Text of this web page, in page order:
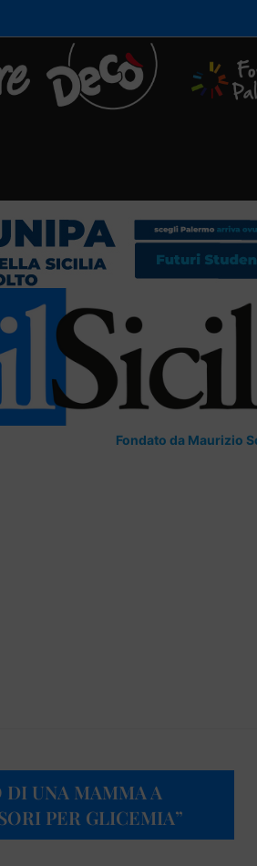
Fondato da Maurizio
DI UNA MAMMA A
PER GLICEMIA”